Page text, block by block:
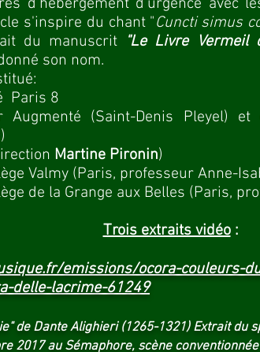
d'hébergement d'urgence avec
s'inspire du chant "Cuncti simus
du manuscrit "Le Livre Vermeil
son nom.
Paris 8
(Saint-Denis Pleyel) et
Martine Pironin)
Valmy (Paris, professeur Anne-
de la Grange aux Belles (Paris,
Trois extraits vidéo:
emissions/ocora-couleurs-
delle-lacrime-61249
de Dante Alighieri (1265-1321) Extrait du
2017 au Sémaphore, scène